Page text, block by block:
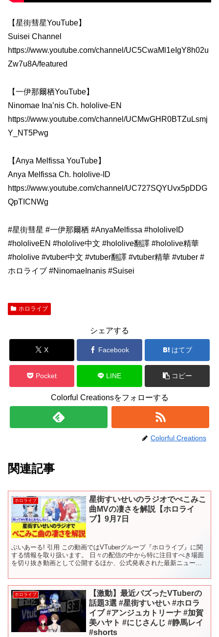
【星街彗星YouTube】
Suisei Channel
https://www.youtube.com/channel/UC5CwaMl1eIgY8h02u
Zw7u8A/featured
【一伊那爾栖YouTube】
Ninomae Ina’nis Ch. hololive-EN
https://www.youtube.com/channel/UCMwGHR0BTZuLsmj
Y_NT5Pwg
【Anya Melfissa YouTube】
Anya Melfissa Ch. hololive-ID
https://www.youtube.com/channel/UC727SQYUvx5pDDG
QpTICNWg
#星街彗星 #一伊那爾栖 #AnyaMelfissa #hololiveID
#hololiveEN #hololive中文 #hololive翻譯 #hololive精華
#hololive #vtuber中文 #vtuber翻譯 #vtuber精華 #vtuber #
ホロライブ #NinomaeInanis #Suisei
ホロライブ
シェアする
X Facebook はてブ
Pocket LINE コピー
Colorful Creationsをフォローする
Colorful Creations
関連記事
ホロライブ
星街すいせいのラジオでぺこみこ
曲MVの凄さを解説【ホロライ
ブ】9月7日
ぶいあーる! 引用 この動画ではVTuberグループ『ホロライブ』に関
する情報を取り扱います。 日々の配信の中から特に注目すべき場面
を切り抜き動画として公開するほか、公式発表された最新ニュー
ホロライブ
【激動】最近バズったVTuberの
話題3選 #星街すいせい #ホロラ
イブ #アンジュカトリーナ #加賀
美ハヤト #にじさんじ #静馬レイ
#shorts